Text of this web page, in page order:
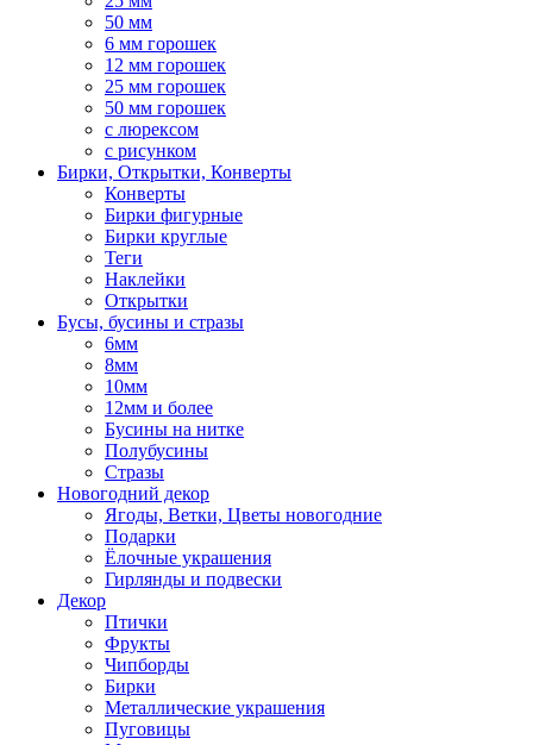
50 мм
6 мм горошек
12 мм горошек
25 мм горошек
50 мм горошек
с люрексом
с рисунком
Бирки, Oткрытки, Конверты
Конверты
Бирки фигурные
Бирки круглые
Теги
Наклейки
Открытки
Бусы, бусины и стразы
6мм
8мм
10мм
12мм и более
Бусины на нитке
Полубусины
Стразы
Новогодний декор
Ягоды, Ветки, Цветы новогодние
Подарки
Ёлочные украшения
Гирлянды и подвески
Декор
Птички
Фрукты
Чипборды
Бирки
Металлические украшения
Пуговицы